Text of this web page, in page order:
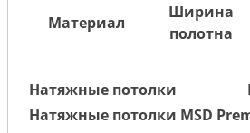
Материал
Ширина
полотна
Натяжные потолки
Натяжные потолки MSD